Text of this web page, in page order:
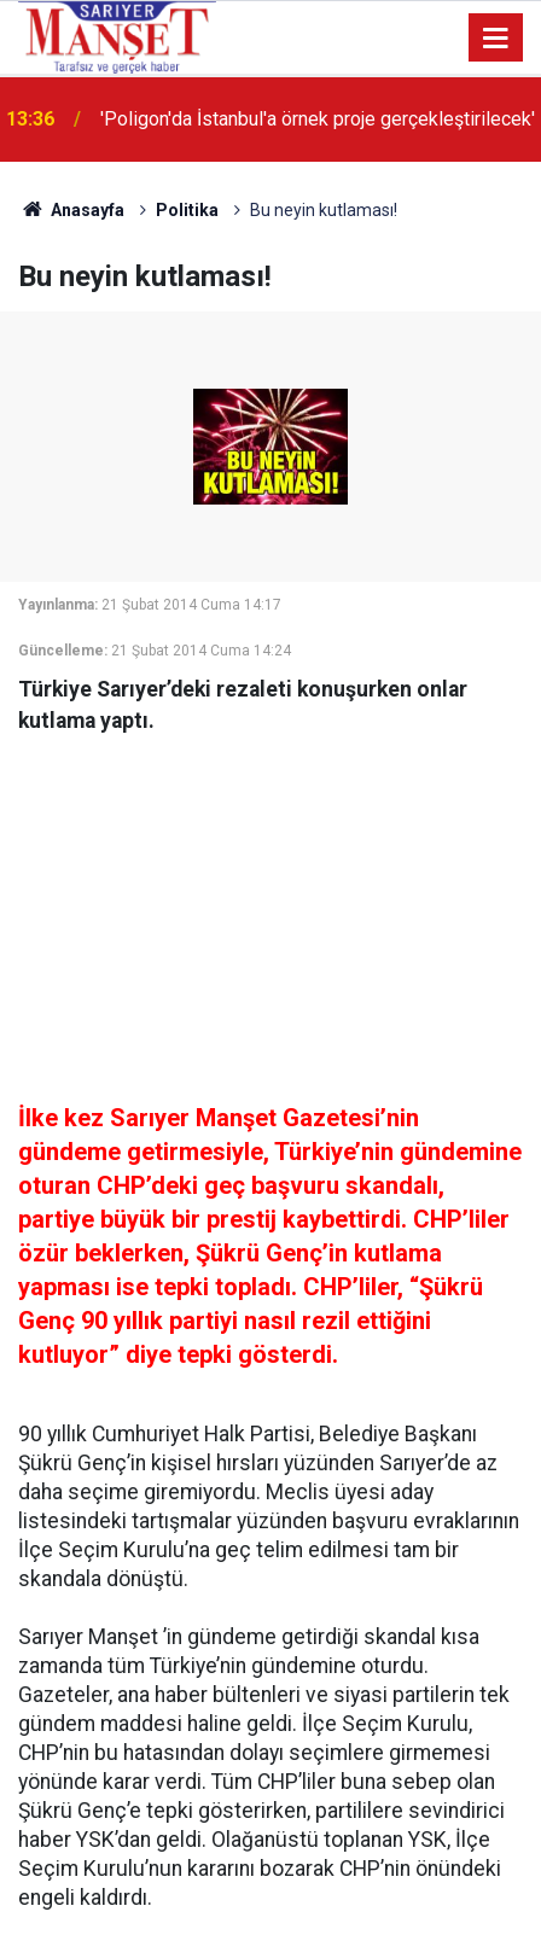
13:36 'Poligon'da İstanbul'a örnek proje gerçekleştirilecek'
Anasayfa Politika Bu neyin kutlaması!
Bu neyin kutlaması!
Yayınlanma: 21 Şubat 2014 Cuma 14:17
Güncelleme: 21 Şubat 2014 Cuma 14:24
Türkiye Sarıyer’deki rezaleti konuşurken onlar
kutlama yaptı.
İlke kez Sarıyer Manşet Gazetesi’nin
gündeme getirmesiyle, Türkiye’nin gündemine
oturan CHP’deki geç başvuru skandalı,
partiye büyük bir prestij kaybettirdi. CHP’liler
özür beklerken, Şükrü Genç’in kutlama
yapması ise tepki topladı. CHP’liler, “Şükrü
Genç 90 yıllık partiyi nasıl rezil ettiğini
kutluyor” diye tepki gösterdi.
90 yıllık Cumhuriyet Halk Partisi, Belediye Başkanı
Şükrü Genç’in kişisel hırsları yüzünden Sarıyer’de az
daha seçime giremiyordu. Meclis üyesi aday
listesindeki tartışmalar yüzünden başvuru evraklarının
İlçe Seçim Kurulu’na geç telim edilmesi tam bir
skandala dönüştü.
Sarıyer Manşet ’in gündeme getirdiği skandal kısa
zamanda tüm Türkiye’nin gündemine oturdu.
Gazeteler, ana haber bültenleri ve siyasi partilerin tek
gündem maddesi haline geldi. İlçe Seçim Kurulu,
CHP’nin bu hatasından dolayı seçimlere girmemesi
yönünde karar verdi. Tüm CHP’liler buna sebep olan
Şükrü Genç’e tepki gösterirken, partililere sevindirici
haber YSK’dan geldi. Olağanüstü toplanan YSK, İlçe
Seçim Kurulu’nun kararını bozarak CHP’nin önündeki
engeli kaldırdı.